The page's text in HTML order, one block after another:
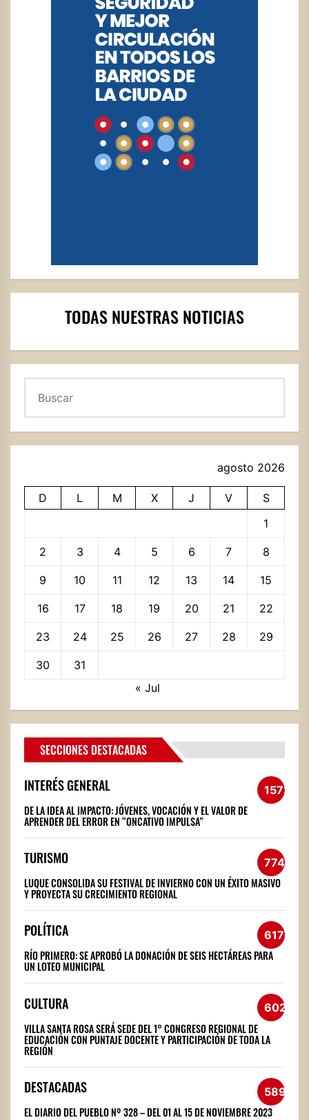
TODAS NUESTRAS NOTICIAS
agosto 2026
D L M X J V
S
1
2 3 4 5 6 7 8
9 10 11 12 13 14 15
16 17 18 19 20 21 22
23 24 25 26 27 28 29
30
31
« Jul
SECCIONES DESTACADAS
INTERÉS GENERAL 1572
DE LA IDEA AL IMPACTO: JÓVENES, VOCACIÓN Y EL VALOR DE
APRENDER DEL ERROR EN “ONCATIVO IMPULSA”
TURISMO 774
LUQUE CONSOLIDA SU FESTIVAL DE INVIERNO CON UN ÉXITO MASIVO
Y PROYECTA SU CRECIMIENTO REGIONAL
POLÍTICA 617
RÍO PRIMERO: SE APROBÓ LA DONACIÓN DE SEIS HECTÁREAS PARA
UN LOTEO MUNICIPAL
CULTURA 602
VILLA SANTA ROSA SERÁ SEDE DEL 1° CONGRESO REGIONAL DE
EDUCACIÓN CON PUNTAJE DOCENTE Y PARTICIPACIÓN DE TODA LA
REGIÓN
DESTACADAS 589
EL DIARIO DEL PUEBLO Nº 328 – DEL 01 AL 15 DE NOVIEMBRE 2023